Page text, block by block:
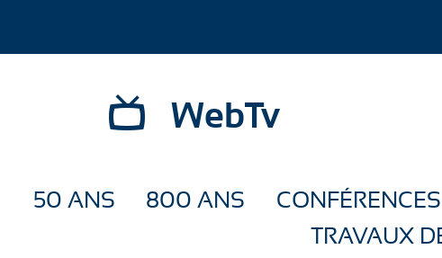
WebTv
50 ANS 800 ANS CONFÉRENCES
TRAVAUX